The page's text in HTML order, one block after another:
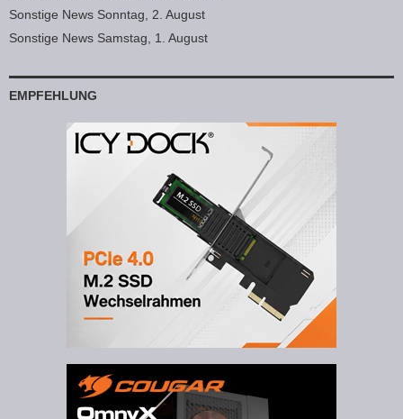
Sonstige News Sonntag, 2. August
Sonstige News Samstag, 1. August
EMPFEHLUNG